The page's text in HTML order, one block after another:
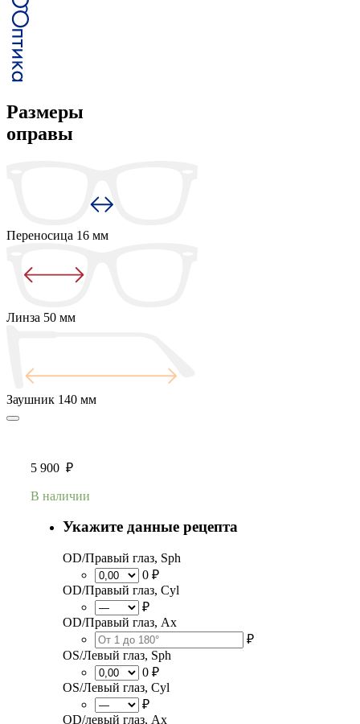
Размеры
оправы
Переносица 16 мм
Линза 50 мм
Заушник 140 мм
5 900 ₽
В наличии
Укажите данные рецепта
OD/Правый глаз, Sph
0 ₽
OD/Правый глаз, Cyl
₽
OD/Правый глаз, Ax
₽
OS/Левый глаз, Sph
0 ₽
OS/Левый глаз, Cyl
₽
OD/левый глаз, Ax